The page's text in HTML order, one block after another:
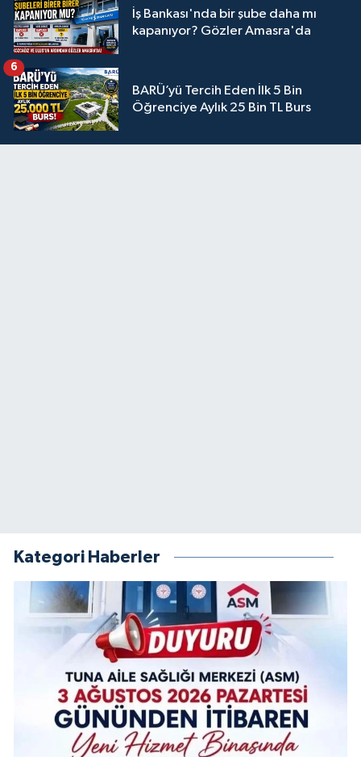
İş Bankası'nda bir şube daha mı
kapanıyor? Gözler Amasra'da
BARÜ’yü Tercih Eden İlk 5 Bin
Öğrenciye Aylık 25 Bin TL Burs
6
Kategori Haberler